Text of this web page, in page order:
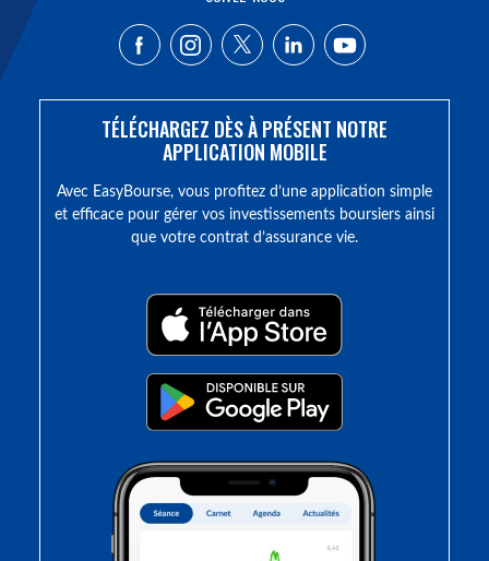
TÉLÉCHARGEZ DÈS À PRÉSENT NOTRE
APPLICATION MOBILE
Avec EasyBourse, vous profitez d’une application simple
et efficace pour gérer vos investissements boursiers ainsi
que votre contrat d’assurance vie.